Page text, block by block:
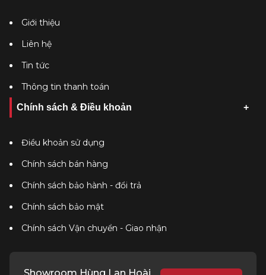
Giới thiệu
Liên hệ
Tin tức
Thông tin thanh toán
Chính sách & Điều khoản
Điều khoản sử dụng
Chính sách bán hàng
Chính sách bảo hành - đổi trả
Chính sách bảo mật
Chính sách Vận chuyển - Giao nhận